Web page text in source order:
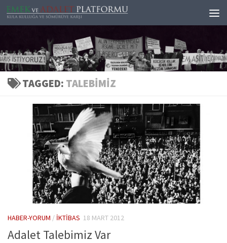
Skip to content
TAGGED: TALEBIMIZ
HABER-YORUM / İKTIBAS 18 MART 2012
Adalet Talebimiz Var